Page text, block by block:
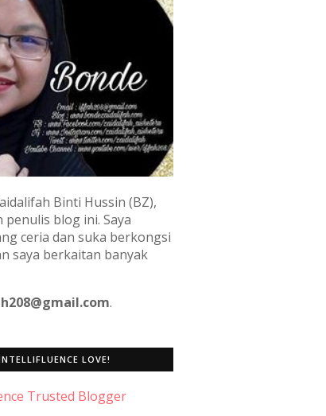
Binti Hussin (BZ),
penulis blog ini. Saya
ceria dan suka berkongsi
saya berkaitan banyak
.
LOVE!